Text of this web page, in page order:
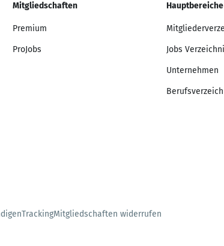
Mitgliedschaften
Premium
ProJobs
Hauptbereiche
Jobs
Unternehmen
TrackingMitgliedschaften widerrufen